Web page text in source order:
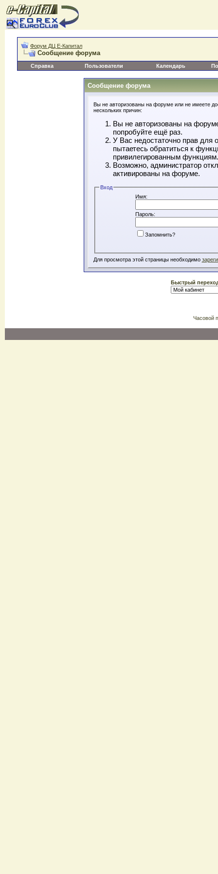
Форум ДЦ Е-Капитал
Сообщение форума
Справка Пользователи Календарь
Сообщение форума
Вы не авторизованы на форуме или не имеете
нескольких причин:
Вы не авторизованы на
попробуйте ещё раз.
У Вас недостаточно прав для
пытаетесь обратиться к
привилегированным функциям.
Возможно, администратор
активированы на форуме.
Вход
Имя:
Пароль:
Запомнить?
Для просмотра этой страницы необходимо
Быстрый
Часовой